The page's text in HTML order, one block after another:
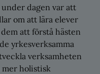
under dagen var att
om att lära elever
att förstå hästen
yrkesverksamma
verksamheten
holistisk